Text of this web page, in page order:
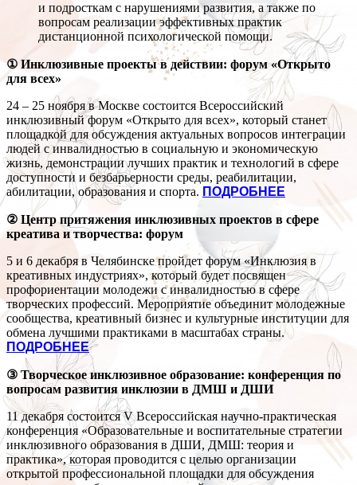
и подросткам с нарушениями развития, а также по
вопросам реализации эффективных практик
дистанционной психологической помощи.
① Инклюзивные проекты в действии: форум «Открыто
для всех»
24 – 25 ноября в Москве состоится Всероссийский
инклюзивный форум «Открыто для всех», который станет
площадкой для обсуждения актуальных вопросов интеграции
людей с инвалидностью в социальную и экономическую
жизнь, демонстрации лучших практик и технологий в сфере
доступности и безбарьерности среды, реабилитации,
абилитации, образования и спорта. ПОДРОБНЕЕ
② Центр притяжения инклюзивных проектов в сфере
креатива и творчества: форум
5 и 6 декабря в Челябинске пройдет форум «Инклюзия в
креативных индустриях», который будет посвящен
профориентации молодежи с инвалидностью в сфере
творческих профессий. Мероприятие объединит молодежные
сообщества, креативный бизнес и культурные институции для
обмена лучшими практиками в масштабах страны.
ПОДРОБНЕЕ
③ Творческое инклюзивное образование: конференция по
вопросам развития инклюзии в ДМШ и ДШИ
11 декабря состоится V Всероссийская научно-практическая
конференция «Образовательные и воспитательные стратегии
инклюзивного образования в ДШИ, ДМШ: теория и
практика», которая проводится с целью организации
открытой профессиональной площадки для обсуждения